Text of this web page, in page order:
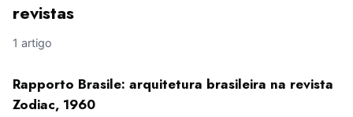
revistas
1 artigo
Rapporto Brasile: arquitetura brasileira na revista
Zodiac, 1960